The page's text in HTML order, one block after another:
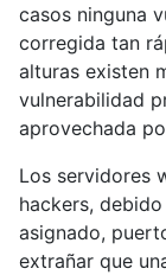
casos ninguna
corregida tan
alturas existen
vulnerabilidad
aprovechada
Los servidores
hackers,
asignado,
extrañar que